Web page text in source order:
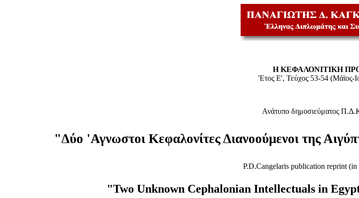
Η ΚΕΦΑΛΟΝΙΤΙΚΗ
'Ετος Ε', Τεύχος 53-54 (Μάϊος-
Ανάτυπο δημοσιεύματος
"Δύο 'Αγνωστοι Κεφαλονίτες Διανοούμενοι της
P.D.Cangelaris publication reprint (in
"Two Unknown Cephalonian Intellectuals in